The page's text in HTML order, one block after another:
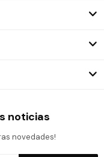
noticias
novedades!